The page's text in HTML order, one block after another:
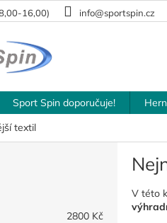
16,00) info@sportspin.cz
Sport Spin doporučuje!
textil
2800 Kč
V této